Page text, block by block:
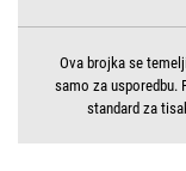
Ova brojka se
samo za usporedbu.
standard za